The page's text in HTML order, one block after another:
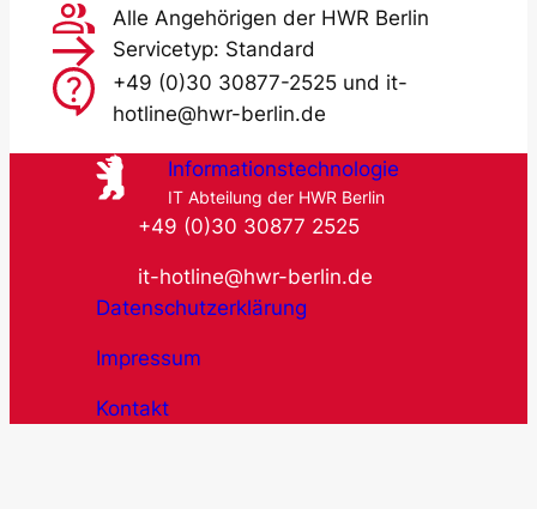
Alle Angehörigen der HWR Berlin
Servicetyp: Standard
+49 (0)30 30877-2525 und it-
hotline@hwr-berlin.de
Informationstechnologie
IT Abteilung der HWR Berlin
+49 (0)30 30877 2525
it-hotline@hwr-berlin.de
Datenschutzerklärung
Impressum
Kontakt